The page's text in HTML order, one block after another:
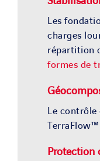
Les
charges
répartition
formes de
Géoc
Le
TerraFlow™
Protection